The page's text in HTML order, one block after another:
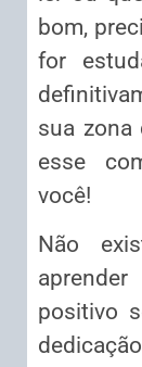
bom,
for
sua zona
esse
você!
Não
positivo